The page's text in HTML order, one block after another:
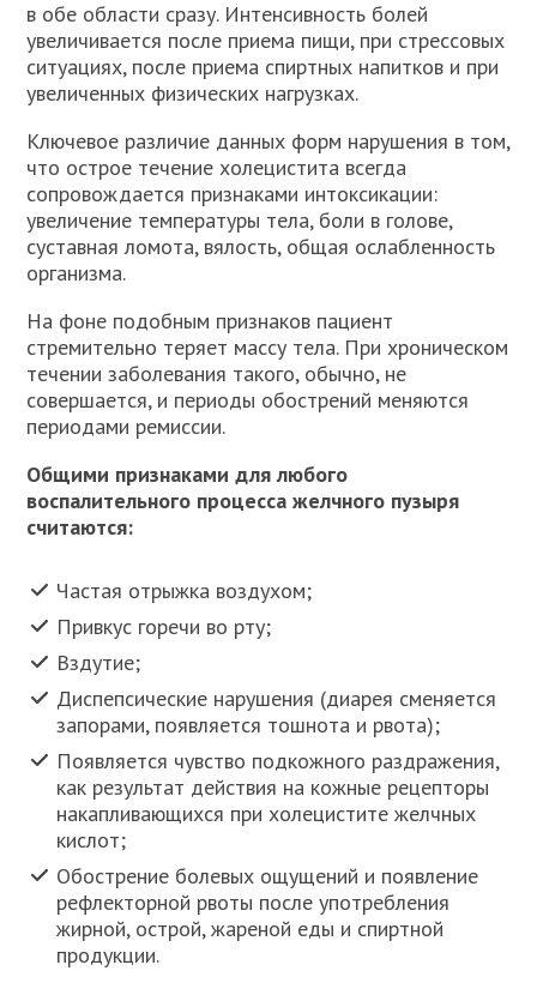
в обе области сразу. Интенсивность болей
увеличивается после приема пищи, при стрессовых
ситуациях, после приема спиртных напитков и при
увеличенных физических нагрузках.
Ключевое различие данных форм нарушения в том,
что острое течение холецистита всегда
сопровождается признаками интоксикации:
увеличение температуры тела, боли в голове,
суставная ломота, вялость, общая ослабленность
организма.
На фоне подобным признаков пациент
стремительно теряет массу тела. При хроническом
течении заболевания такого, обычно, не
совершается, и периоды обострений меняются
периодами ремиссии.
Общими признаками для любого
воспалительного процесса желчного пузыря
считаются:
Частая отрыжка воздухом;
Привкус горечи во рту;
Вздутие;
Диспепсические нарушения (диарея сменяется
запорами, появляется тошнота и рвота);
Появляется чувство подкожного раздражения,
как результат действия на кожные рецепторы
накапливающихся при холецистите желчных
кислот;
Обострение болевых ощущений и появление
рефлекторной рвоты после употребления
жирной, острой, жареной еды и спиртной
продукции.